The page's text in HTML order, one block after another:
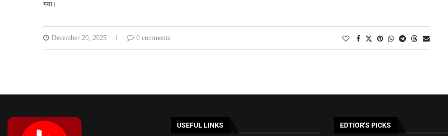
गया।
December 20, 2025 0 comments
USEFUL LINKS EDTIOR'S PICKS